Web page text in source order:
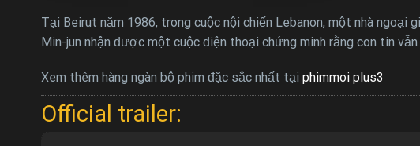
Tại Beirut năm 1986, trong cuộc nội chiến Lebanon, một nhà ngoại
Min-jun nhận được một cuộc điện thoại chứng minh rằng con tin
Xem thêm hàng ngàn bộ phim đặc sắc nhất tại phimmoi plus3
Official trailer: